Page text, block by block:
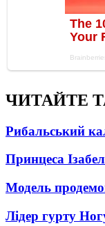
ЧИТАЙТЕ
Рибальський
Принцеса
Модель
Лідер гурту